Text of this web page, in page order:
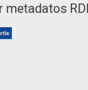
metadatos